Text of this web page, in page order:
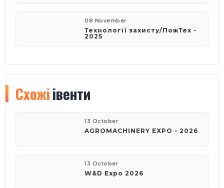
08 November
Технології захисту/ПожТех -
2025
Схожіівенти
13 October
AGROMACHINERY EXPO - 2026
13 October
W&D Expo 2026